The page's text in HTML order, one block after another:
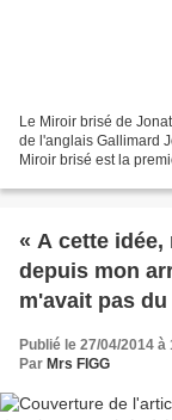
Le Miroir brisé de
de l'anglais Gallimard
Miroir brisé est la
« A cette
depuis mon
m'avait pas
Publié le 27/04/2014 à
Par Mrs FIGG